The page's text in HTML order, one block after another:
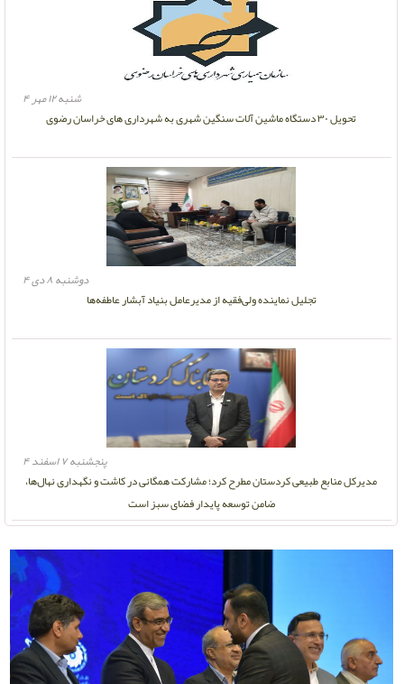
مدیرکل منابع طبیعی کردستان مطرح کرد؛ مشارکت همگانی در کاشت و نگهداری نهال‌ها،
ضامن توسعه پایدار فضای سبز است
پنجشنبه ۷ اسفند ۴
تجلیل نماینده ولی‌فقیه از مدیرعامل بنیاد آبشار عاطفه‌ها
دوشنبه ۸ دی ۴
تحویل ۳۰ دستگاه ماشین آلات سنگین شهری به شهرداری های خراسان رضوی
شنبه ۱۲ مهر ۴